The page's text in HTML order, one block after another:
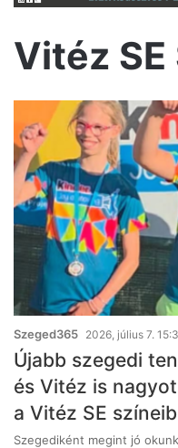
Vitéz SE
Szeged365 2026, július 7.
Újabb szegedi
és Vitéz is
a Vitéz SE
Szegediként megint jó